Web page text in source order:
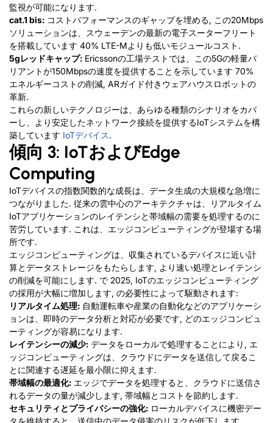
監視が可能になります.
cat.1 bis: コストパフォーマンスのギャップを埋める, この20Mbps
ソリューションは、スウェーデンの最新の電子スーターフリート
を搭載しています 40% LTE-Mよりも低いモジュールコスト.
5gレッドキャップ: Ericssonの工場テストでは、この5Gの軽量バ
リアントが150Mbpsの速度を提供することを示しています 70%
エネルギーコストの削減, ARガイド付きウェアハウスロボットの
革新.
これらの新しいテクノロジーは、あらゆる種類のシナリオをカバ
ーし、より安定したネットワーク接続を提供するIoTシステムを構
築しています IoTデバイス.
傾向 3: IoTおよびEdge
Computing
IoTデバイスの指数関数的な成長は、データ生成の大規模な急増に
つながりました. 従来の雲中心のアーキテクチャは、リアルタイム
IoTアプリケーションのレイテンシと帯域幅の需要を処理するのに
苦労しています. これは、エッジコンピューティングが登場する場
所です.
エッジコンピューティングは、収集されているデバイスに近い計
算とデータストレージをもたらします, より速い処理とレイテンシ
の削減を可能にします. で 2025, IoTのエッジコンピューティング
の採用が大幅に増加します, の必要性によって駆動されます:
リアルタイム処理: 自動運転車や産業の自動化などのアプリケーシ
ョンは、即時のデータ分析と対応が必要です, どのエッジコンピュ
ーティングが容易になります.
レイテンシーの減少: データをローカルで処理することにより, エ
ッジコンピューティングは、クラウドにデータを送信して戻るこ
とに関連する遅延を最小限に抑えます.
帯域幅の最適化: エッジでデータを処理すると、クラウドに送信さ
れるデータの量が減少します, 帯域幅とコストを節約します.
セキュリティとプライバシーの強化: ローカルデバイスに機密デー
タを維持すると、送信中のデータ侵害のリスクが低下します.